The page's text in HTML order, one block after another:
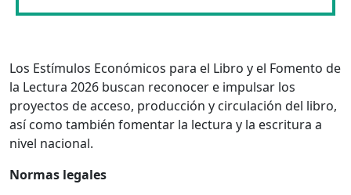
Los Estímulos Económicos para el Libro y el Fomento de
la Lectura 2026 buscan reconocer e impulsar los
proyectos de acceso, producción y circulación del libro,
así como también fomentar la lectura y la escritura a
nivel nacional.
Normas legales